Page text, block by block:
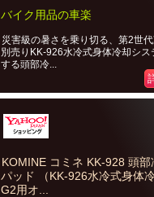
バイク用品の車楽
災害級の暑さを乗り切る、第2世
別売りKK-926水冷式身体冷却シス
する頭部冷...
KOMINE コミネ KK-928 頭部
パッド （KK-926水冷式身体
G2用オ...